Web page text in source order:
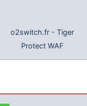
o2switch.fr - Tiger
Protect WAF